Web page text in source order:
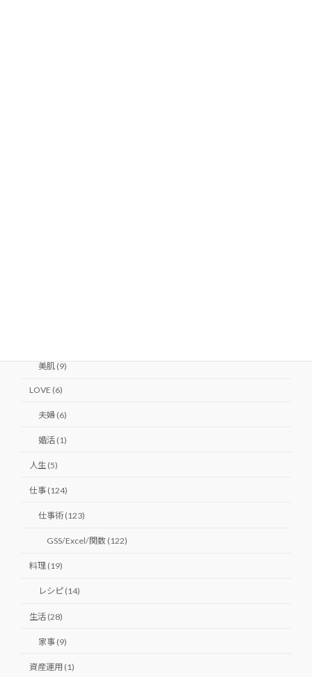
美肌 (9)
LOVE (6)
夫婦 (6)
婚活 (1)
人生 (5)
仕事 (124)
仕事術 (123)
GSS/Excel/関数 (122)
料理 (19)
レシピ (14)
生活 (28)
家事 (9)
資産運用 (1)